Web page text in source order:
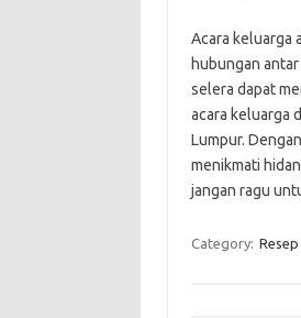
Acara keluarga
hubungan
selera dapat
acara keluarga
Lumpur.
menikmati
jangan ragu
Category: